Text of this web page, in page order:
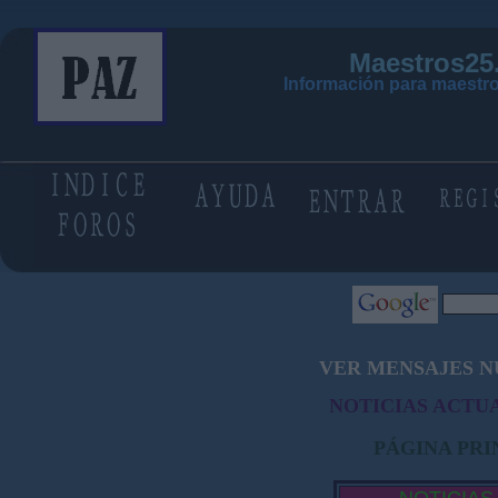
Información para
VER MENSAJES
NOTICIAS
PÁGINA